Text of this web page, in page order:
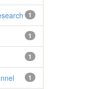
1
1
1
1